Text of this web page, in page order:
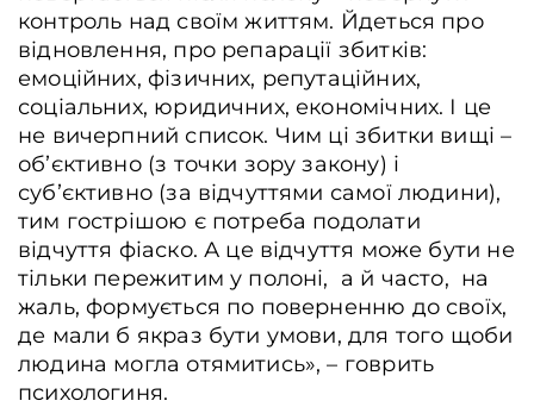
контроль над своїм життям. Йдеться про
відновлення, про репарації збитків:
емоційних, фізичних, репутаційних,
соціальних, юридичних, економічних. І це
не вичерпний список. Чим ці збитки вищі –
обʼєктивно (з точки зору закону) і
субʼєктивно (за відчуттями самої людини),
тим гострішою є потреба подолати
відчуття фіаско. А це відчуття може бути не
тільки пережитим у полоні, а й часто, на
жаль, формується по поверненню до своїх,
де мали б якраз бути умови, для того щоби
людина могла отямитись», – говрить
психологиня.